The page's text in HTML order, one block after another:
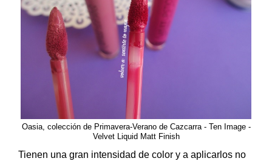
Oasia, colección de Primavera-Verano de Cazcarra - Ten Image -
Velvet Liquid Matt Finish
Tienen una gran intensidad de color y a aplicarlos no